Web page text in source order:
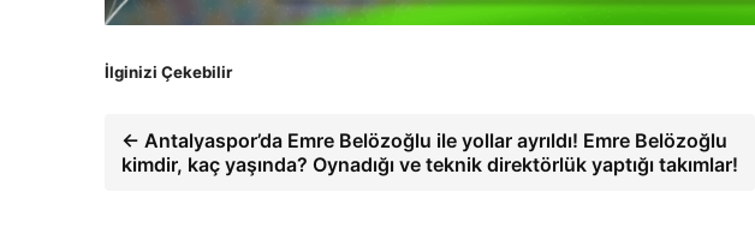
İlginizi Çekebilir
← Antalyaspor’da Emre Belözoğlu ile yollar ayrıldı! Emre Belözoğlu
kimdir, kaç yaşında? Oynadığı ve teknik direktörlük yaptığı takımlar!